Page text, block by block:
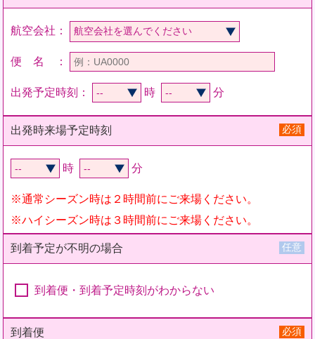
航空会社：
便 名 ：
出発予定時刻： 時 分
出発時来場予定時刻 必須
時 分
※通常シーズン時は２時間前にご来場ください。
※ハイシーズン時は３時間前にご来場ください。
到着予定が不明の場合 任意
到着便・到着予定時刻がわからない
到着便 必須